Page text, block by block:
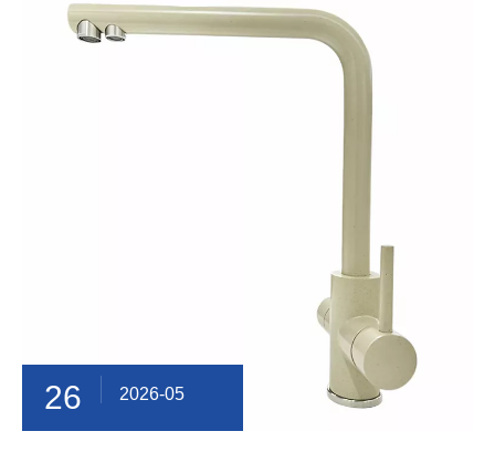
26 2026-05